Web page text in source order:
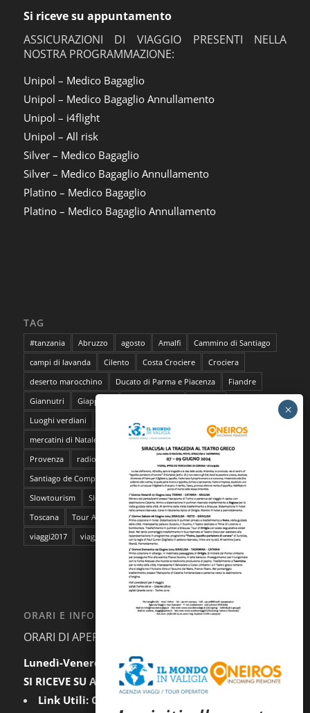
Si riceve su appuntamento
ASSICURAZIONI DI VIAGGIO PRESENTI NELLA
NOSTRA PROGRAMMAZIONE:
Unipol – Medico Bagaglio
Unipol – Medico Bagaglio Annullamento
Unipol – i4flight
Unipol – All risk
Silver – Medico Bagaglio
Silver – Medico Bagaglio Annullamento
Platino – Medico Bagaglio
Platino – Medico Bagaglio Annullamento
TAG
#tanzania Abruzzo agosto Amalfi
Cammino di Santiago
campi di lavanda
Cilento Costa Crociere
Crociera
deserto marocchino
Ducato di Parma e Piacenza
Fiandre
Giannutri
Giappone
Luoghi verdiani
mercatini di Natale
napoli pantelleria Parma
Pescara
Provenza
radioMBun safari fotografico
Santiago de Compostela
sentieri dell'ocra Sicilia
Siti Unesco
Slowtourism
Slow Trekking Soggiorno a Ischia
Stoccolma
Toscana
Tour Abruzzo tour Giappone viaggi
viaggi2016
viaggi2017
viaggi da film
ORARI E INFORMAZIONI
ORARI DI APERTURA AL PUBBLICO:
Lunedì-Venerdì:
9.30-12.30 / 15.00-18.00
SI RICEVE SU APPUNTAMENTO
Link Utili: Condizioni Generali